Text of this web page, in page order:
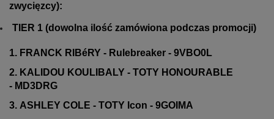
zwycięzcy):
TIER 1 (dowolna ilość zamówiona podczas promocji)
1. FRANCK RIBéRY - Rulebreaker - 9VBO0L
2. KALIDOU KOULIBALY - TOTY HONOURABLE
- MD3DRG
3. ASHLEY COLE - TOTY Icon - 9GOIMA